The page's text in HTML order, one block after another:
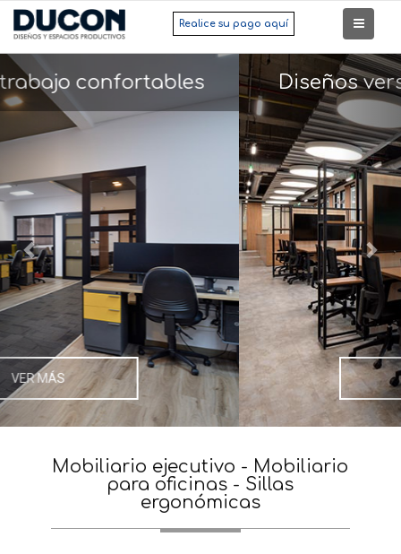
Realice su pago aquí
Diseños versátiles, manufactura
flexible.
VER MÁS
Mobiliario ejecutivo - Mobiliario
para oficinas - Sillas
ergonómicas